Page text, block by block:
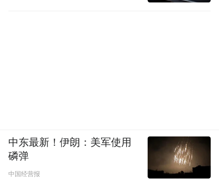
中东最新！伊朗：美军使用
磷弹
中国经营报